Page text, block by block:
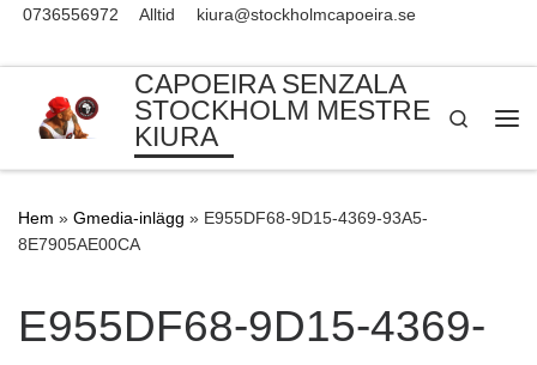
0736556972 Alltid kiura@stockholmcapoeira.se
CAPOEIRA SENZALA
STOCKHOLM MESTRE
KIURA
Search
Hem » Gmedia-inlägg » E955DF68-9D15-4369-93A5-
8E7905AE00CA
E955DF68-9D15-4369-